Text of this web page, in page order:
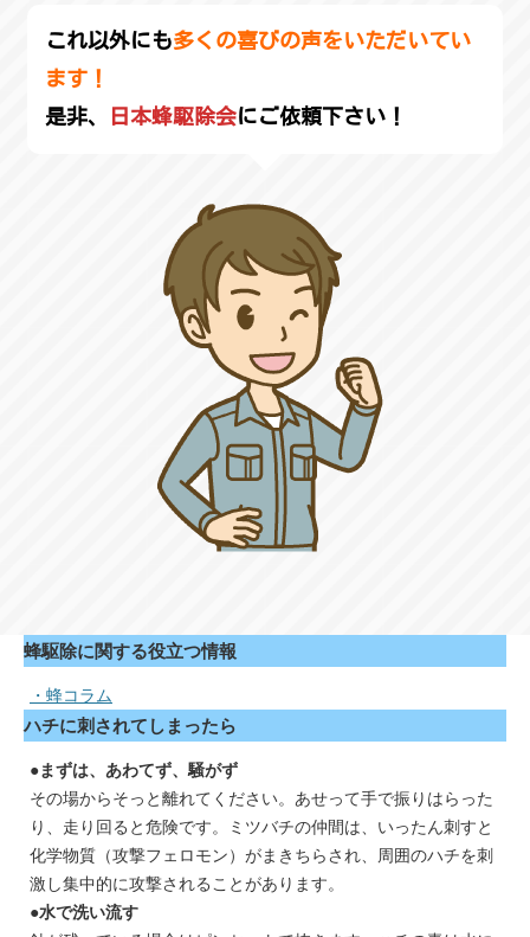
これ以外にも多くの喜びの声をいただいてい
ます！
是非、
日本蜂駆除会にご依頼下さい！
蜂駆除に関する役立つ情報
・蜂コラム
ハチに刺されてしまったら
●まずは、あわてず、騒がず
その場からそっと離れてください。あせって手で振りはらった
り、走り回ると危険です。ミツバチの仲間は、いったん刺すと
化学物質（攻撃フェロモン）がまきちらされ、周囲のハチを刺
激し集中的に攻撃されることがあります。
●水で洗い流す